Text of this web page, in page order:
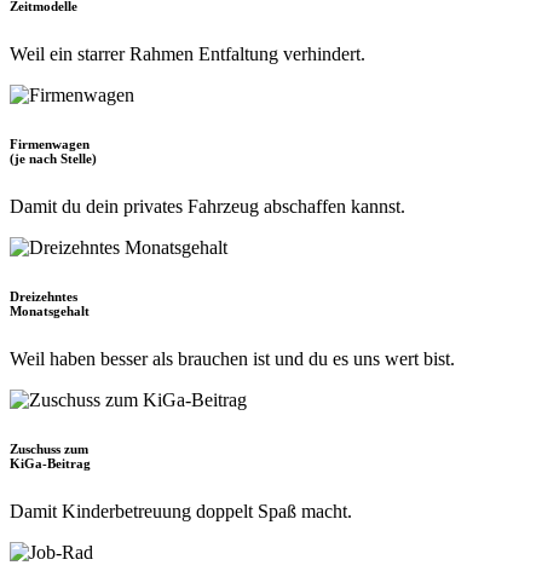
Zeitmodelle
Weil ein starrer Rahmen Entfaltung verhindert.
Firmenwagen
(je nach Stelle)
Damit du dein privates Fahrzeug abschaffen kannst.
Dreizehntes
Monatsgehalt
Weil haben besser als brauchen ist und du es uns wert bist.
Zuschuss zum
KiGa-Beitrag
Damit Kinderbetreuung doppelt Spaß macht.